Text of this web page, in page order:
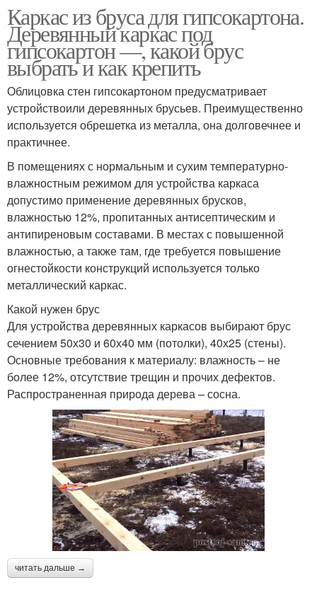
Каркас из бруса для гипсокартона.
Деревянный каркас под
гипсокартон —, какой брус
выбрать и как крепить
Облицовка стен гипсокартоном предусматривает
устройствоили деревянных брусьев. Преимущественно
используется обрешетка из металла, она долговечнее и
практичнее.
В помещениях с нормальным и сухим температурно-
влажностным режимом для устройства каркаса
допустимо применение деревянных брусков,
влажностью 12%, пропитанных антисептическим и
антипиреновым составами. В местах с повышенной
влажностью, а также там, где требуется повышение
огнестойкости конструкций используется только
металлический каркас.
Какой нужен брус
Для устройства деревянных каркасов выбирают брус
сечением 50х30 и 60х40 мм (потолки), 40х25 (стены).
Основные требования к материалу: влажность – не
более 12%, отсутствие трещин и прочих дефектов.
Распространенная природа дерева – сосна.
читать дальше →